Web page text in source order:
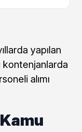
yapılan
kontenjanlarda
alımı